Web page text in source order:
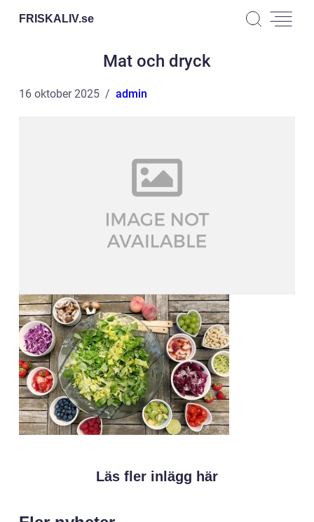
FRISKALIV.se
Mat och dryck
16 oktober 2025 admin
Läs fler inlägg här